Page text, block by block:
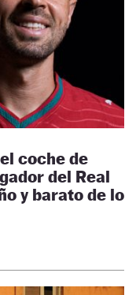
coche de
del Real
y barato de lo